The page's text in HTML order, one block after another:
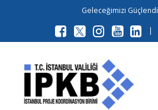
Geleceğimizi
|